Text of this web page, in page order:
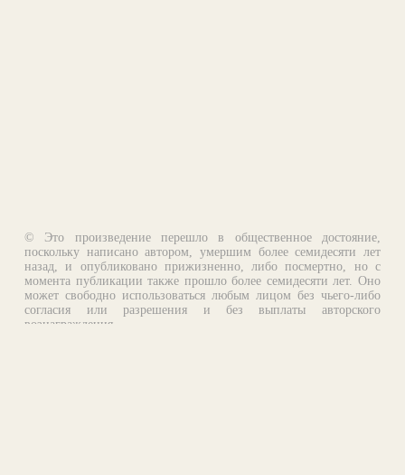
© Это произведение перешло в общественное достояние,
поскольку написано автором, умершим более семидесяти лет
назад, и опубликовано прижизненно, либо посмертно, но с
момента публикации также прошло более семидесяти лет. Оно
может свободно использоваться любым лицом без чьего-либо
согласия или разрешения и без выплаты авторского
вознаграждения.